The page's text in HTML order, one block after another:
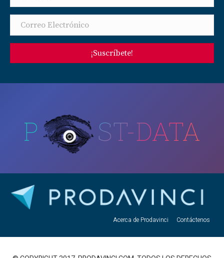
¡Suscríbete!
P ST-DATA
Acerca de Prodavinci Contáctenos